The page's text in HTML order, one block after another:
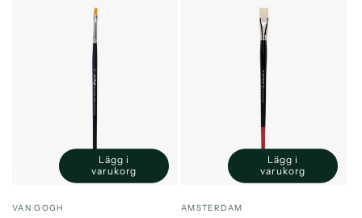
Säljare:
VAN GOGH
Minska
kvantitet
Öka
kvantitet
Lägg i
varukorg
Säljare:
AMSTERDAM
Minska
kvantitet
Öka
kvantitet
Lägg i
varukorg